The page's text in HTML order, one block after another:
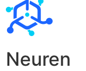
Neuren